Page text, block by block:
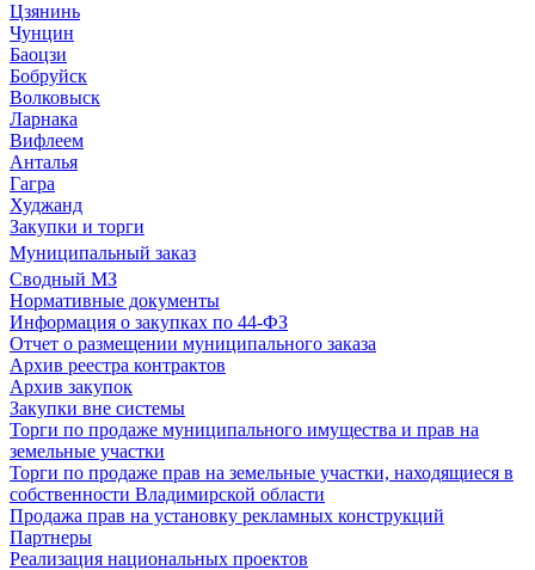
Цзянинь
Чунцин
Баоцзи
Бобруйск
Волковыск
Ларнака
Вифлеем
Анталья
Гагра
Худжанд
Закупки и торги
Муниципальный заказ
Сводный МЗ
Нормативные документы
Информация о закупках по 44-ФЗ
Отчет о размещении муниципального заказа
Архив реестра контрактов
Архив закупок
Закупки вне системы
Торги по продаже муниципального имущества и прав на
земельные участки
Торги по продаже прав на земельные участки, находящиеся в
собственности Владимирской области
Продажа прав на установку рекламных конструкций
Партнеры
Реализация национальных проектов